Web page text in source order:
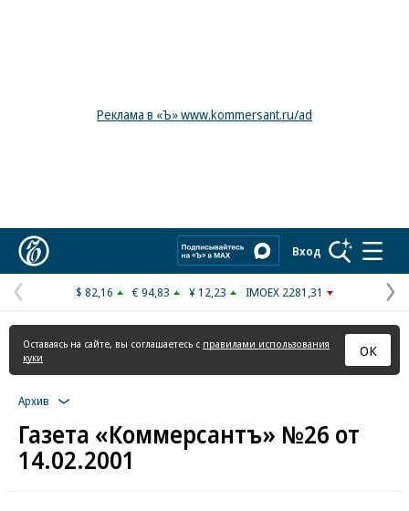
Реклама в «Ъ» www.kommersant.ru/ad
Вход
Предыдущая
страница
$ 82,16 € 94,83 ¥ 12,23 IMOEX 2281,31
Оставаясь на сайте, вы соглашаетесь с правилами использования
куки
ОК
Архив
Газета «Коммерсантъ» №26 от
14.02.2001